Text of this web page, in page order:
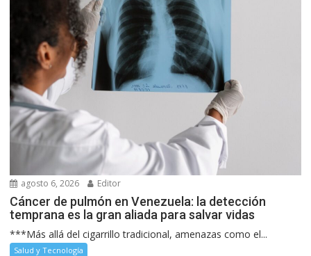
agosto 6, 2026 Editor
Cáncer de pulmón en Venezuela: la detección
temprana es la gran aliada para salvar vidas
***Más allá del cigarrillo tradicional, amenazas como el...
Salud y Tecnología